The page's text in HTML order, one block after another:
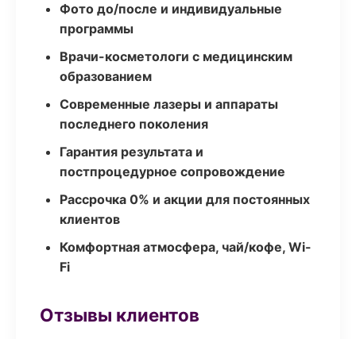
Фото до/после и индивидуальные
программы
Врачи-косметологи с медицинским
образованием
Современные лазеры и аппараты
последнего поколения
Гарантия результата и
постпроцедурное сопровождение
Рассрочка 0% и акции для постоянных
клиентов
Комфортная атмосфера, чай/кофе, Wi-
Fi
Отзывы клиентов